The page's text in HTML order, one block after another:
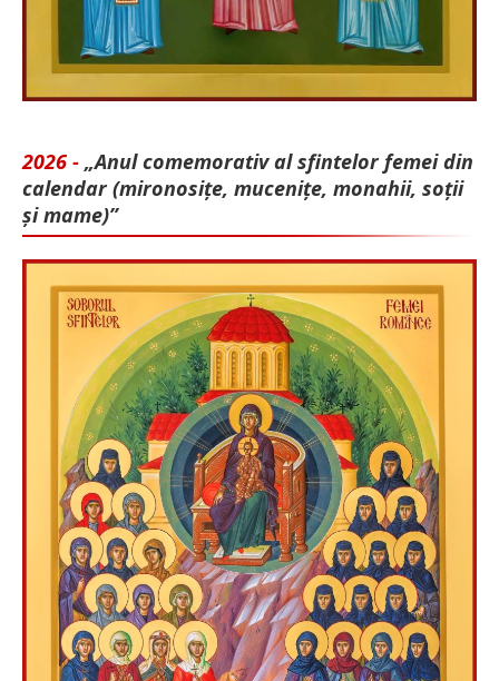
2026 - „Anul comemorativ al sfintelor femei din
calendar (mironosițe, mu­cenițe, monahii, soții
și mame)”